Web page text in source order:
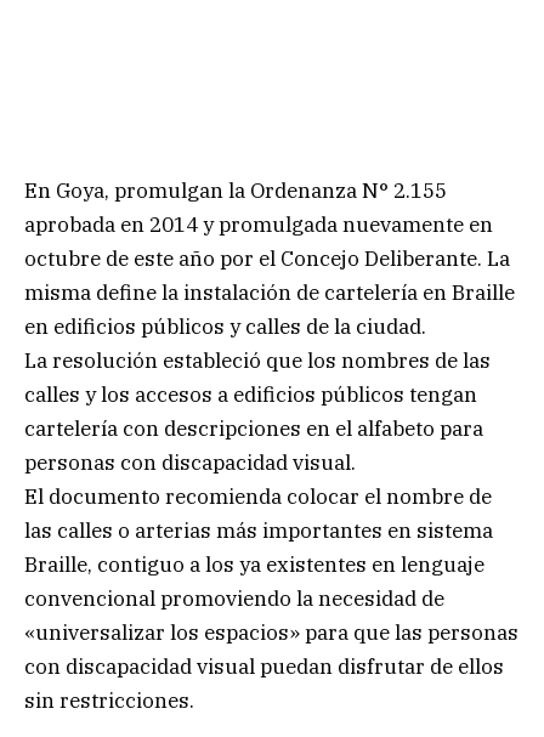
En Goya, promulgan la Ordenanza N° 2.155
aprobada en 2014 y promulgada nuevamente en
octubre de este año por el Concejo Deliberante. La
misma define la instalación de cartelería en Braille
en edificios públicos y calles de la ciudad.
La resolución estableció que los nombres de las
calles y los accesos a edificios públicos tengan
cartelería con descripciones en el alfabeto para
personas con discapacidad visual.
El documento recomienda colocar el nombre de
las calles o arterias más importantes en sistema
Braille, contiguo a los ya existentes en lenguaje
convencional promoviendo la necesidad de
«universalizar los espacios» para que las personas
con discapacidad visual puedan disfrutar de ellos
sin restricciones.